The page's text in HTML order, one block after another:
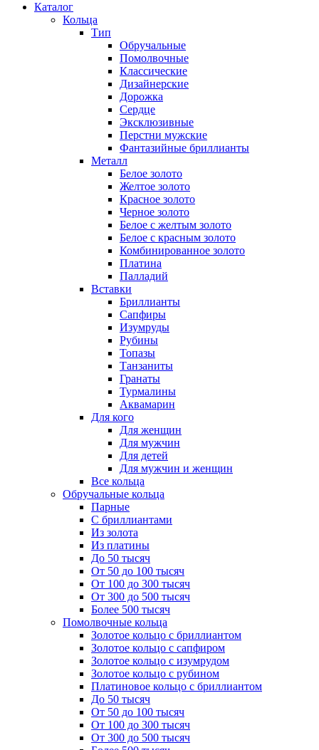
Каталог
Кольца
Тип
Обручальные
Помолвочные
Классические
Дизайнерские
Дорожка
Сердце
Эксклюзивные
Перстни мужские
Фантазийные бриллианты
Металл
Белое золото
Желтое золото
Красное золото
Черное золото
Белое с желтым золото
Белое с красным золото
Комбинированное золото
Платина
Палладий
Вставки
Бриллианты
Сапфиры
Изумруды
Рубины
Топазы
Танзаниты
Гранаты
Турмалины
Аквамарин
Для кого
Для женщин
Для мужчин
Для детей
Для мужчин и женщин
Все кольца
Обручальные кольца
Парные
С бриллиантами
Из золота
Из платины
До 50 тысяч
От 50 до 100 тысяч
От 100 до 300 тысяч
От 300 до 500 тысяч
Более 500 тысяч
Помолвочные кольца
Золотое кольцо с бриллиантом
Золотое кольцо с сапфиром
Золотое кольцо с изумрудом
Золотое кольцо с рубином
Платиновое кольцо с бриллиантом
До 50 тысяч
От 50 до 100 тысяч
От 100 до 300 тысяч
От 300 до 500 тысяч